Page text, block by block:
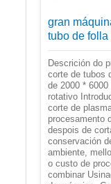
gran
tubo de
Descrición do
corte de tubos
de 2000 *
rotativo
corte de
procesamento
despois de
conservación
ambiente,
o custo de
combinar